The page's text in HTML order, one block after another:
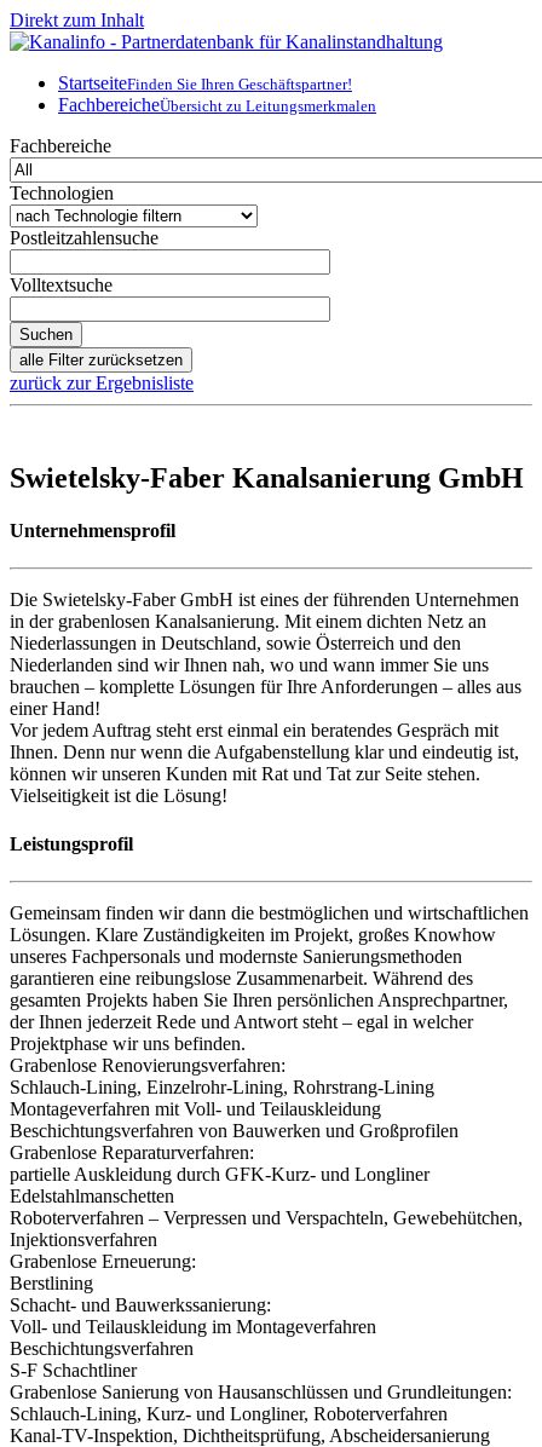
Direkt zum Inhalt
StartseiteFinden Sie Ihren Geschäftspartner!
FachbereicheÜbersicht zu Leitungsmerkmalen
Fachbereiche
Technologien
Postleitzahlensuche
Volltextsuche
zurück zur Ergebnisliste
Swietelsky-Faber Kanalsanierung GmbH
Unternehmensprofil
Die Swietelsky-Faber GmbH ist eines der führenden Unternehmen
in der grabenlosen Kanalsanierung. Mit einem dichten Netz an
Niederlassungen in Deutschland, sowie Österreich und den
Niederlanden sind wir Ihnen nah, wo und wann immer Sie uns
brauchen – komplette Lösungen für Ihre Anforderungen – alles aus
einer Hand!
Vor jedem Auftrag steht erst einmal ein beratendes Gespräch mit
Ihnen. Denn nur wenn die Aufgabenstellung klar und eindeutig ist,
können wir unseren Kunden mit Rat und Tat zur Seite stehen.
Vielseitigkeit ist die Lösung!
Leistungsprofil
Gemeinsam finden wir dann die bestmöglichen und wirtschaftlichen
Lösungen. Klare Zuständigkeiten im Projekt, großes Knowhow
unseres Fachpersonals und modernste Sanierungsmethoden
garantieren eine reibungslose Zusammenarbeit. Während des
gesamten Projekts haben Sie Ihren persönlichen Ansprechpartner,
der Ihnen jederzeit Rede und Antwort steht – egal in welcher
Projektphase wir uns befinden.
Grabenlose Renovierungsverfahren:
Schlauch-Lining, Einzelrohr-Lining, Rohrstrang-Lining
Montageverfahren mit Voll- und Teilauskleidung
Beschichtungsverfahren von Bauwerken und Großprofilen
Grabenlose Reparaturverfahren:
partielle Auskleidung durch GFK-Kurz- und Longliner
Edelstahlmanschetten
Roboterverfahren – Verpressen und Verspachteln, Gewebehütchen,
Injektionsverfahren
Grabenlose Erneuerung:
Berstlining
Schacht- und Bauwerkssanierung:
Voll- und Teilauskleidung im Montageverfahren
Beschichtungsverfahren
S-F Schachtliner
Grabenlose Sanierung von Hausanschlüssen und Grundleitungen:
Schlauch-Lining, Kurz- und Longliner, Roboterverfahren
Kanal-TV-Inspektion, Dichtheitsprüfung, Abscheidersanierung